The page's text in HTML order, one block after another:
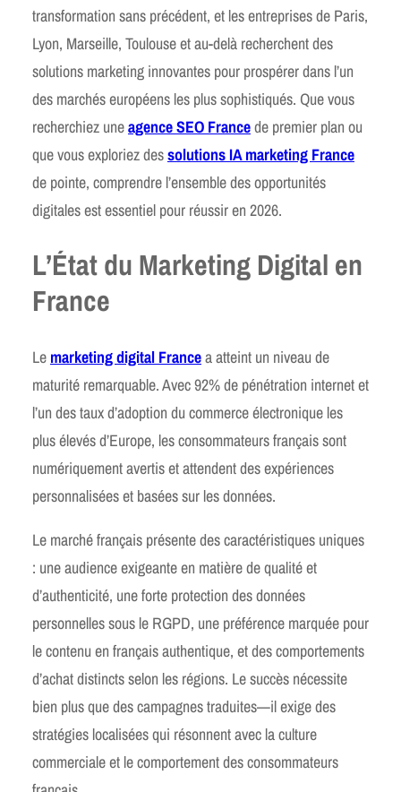
transformation sans précédent, et les entreprises de Paris,
Lyon, Marseille, Toulouse et au-delà recherchent des
solutions marketing innovantes pour prospérer dans l’un
des marchés européens les plus sophistiqués. Que vous
recherchiez uneagence SEO Francede premier plan ou
que vous exploriez dessolutions IA marketing France
de pointe, comprendre l’ensemble des opportunités
digitales est essentiel pour réussir en 2026.
L’État du Marketing Digital en
France
Le marketing digital Francea atteint un niveau de
maturité remarquable. Avec 92% de pénétration internet et
l’un des taux d’adoption du commerce électronique les
plus élevés d’Europe, les consommateurs français sont
numériquement avertis et attendent des expériences
personnalisées et basées sur les données.
Le marché français présente des caractéristiques uniques
: une audience exigeante en matière de qualité et
d’authenticité, une forte protection des données
personnelles sous le RGPD, une préférence marquée pour
le contenu en français authentique, et des comportements
d’achat distincts selon les régions. Le succès nécessite
bien plus que des campagnes traduites—il exige des
stratégies localisées qui résonnent avec la culture
commerciale et le comportement des consommateurs